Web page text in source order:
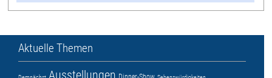
Aktuelle Themen
Ausstellungen